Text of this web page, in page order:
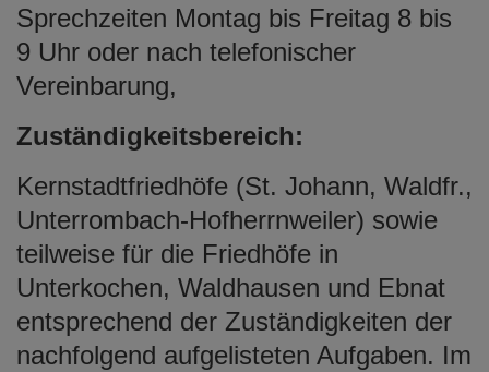
Sprechzeiten Montag bis Freitag 8 bis
9 Uhr oder nach telefonischer
Vereinbarung,
Zuständigkeitsbereich:
Kernstadtfriedhöfe (St. Johann, Waldfr.,
Unterrombach-Hofherrnweiler) sowie
teilweise für die Friedhöfe in
Unterkochen, Waldhausen und Ebnat
entsprechend der Zuständigkeiten der
nachfolgend aufgelisteten Aufgaben. Im